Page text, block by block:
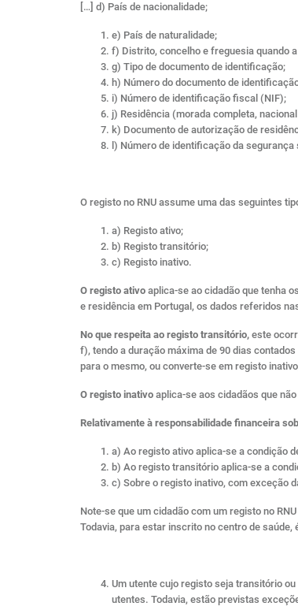
[…] d) País de nacionalidade;
e) País de naturalidade;
f) Distrito, concelho e freguesia quando
g) Tipo de documento de identificação;
h) Número do documento de
i) Número de identificação fiscal (NIF);
j) Residência (morada completa,
k) Documento de autorização de
l) Número de identificação da
O registo no RNU assume uma das seguintes
a) Registo ativo;
b) Registo transitório;
c) Registo inativo.
O registo ativo aplica-se ao cidadão que tenha
e residência em Portugal, os dados referidos
No que respeita ao registo transitório, este
f), tendo a duração máxima de 90 dias
para o mesmo, ou converte-se em registo
O registo inativo aplica-se aos cidadãos que
Relativamente à responsabilidade financeira
a) Ao registo ativo aplica-se a condição
b) Ao registo transitório aplica-se a
c) Sobre o registo inativo, com exceção
Note-se que um cidadão com um registo no
Todavia, para estar inscrito no centro de saúde,
Um utente cujo registo seja transitório
utentes. Todavia, estão previstas